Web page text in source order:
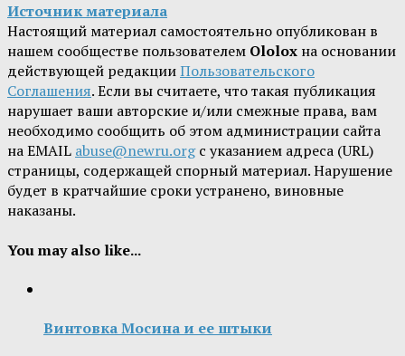
Источник материала
Настоящий материал самостоятельно опубликован в
нашем сообществе пользователем Ololox на основании
действующей редакцииПользовательского
Соглашения. Если вы считаете, что такая публикация
нарушает ваши авторские и/или смежные права, вам
необходимо сообщить об этом администрации сайта
на EMAIL abuse@newru.orgс указанием адреса (URL)
страницы, содержащей спорный материал. Нарушение
будет в кратчайшие сроки устранено, виновные
наказаны.
You may also like...
Винтовка Мосина и ее штыки